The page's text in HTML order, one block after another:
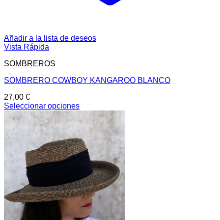
Añadir a la lista de deseos
Vista Rápida
SOMBREROS
SOMBRERO COWBOY KANGAROO BLANCO
27,00 €
Seleccionar opciones
Este
producto
múltiples
variantes.
Las
opciones
pueden
elegir
en